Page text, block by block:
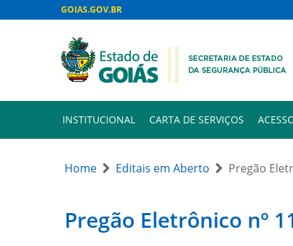
GOIAS.GOV.BR
INSTITUCIONAL CARTA DE SERVIÇOS
Home Editais em Aberto Pregão
Pregão Eletrônico nº